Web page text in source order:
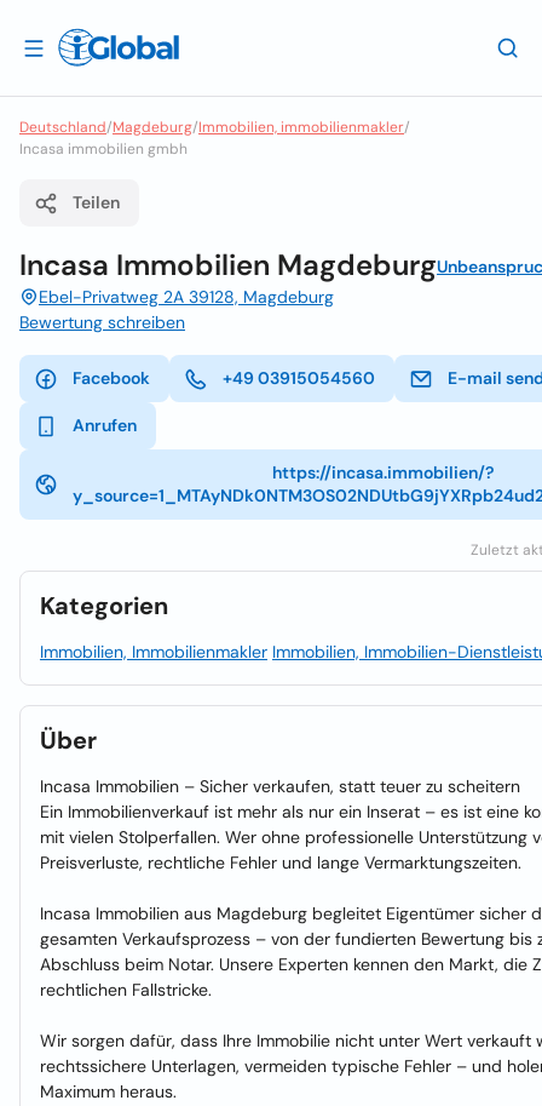
Deutschland/Magdeburg/Immobilien, immobilienmakler/
Incasa immobilien gmbh
Teilen
Incasa Immobilien Magdeburg
Ebel-Privatweg 2A 39128, Magdeburg
Bewertung schreiben
Facebook +49 03915054560 E-mail
Anrufen
https://incasa.immobilien/?
Zuletzt
Kategorien
Immobilien, Immobilienmakler Immobilien, Immobilien-
Über
Incasa Immobilien – Sicher verkaufen, statt teuer zu scheitern
Ein Immobilienverkauf ist mehr als nur ein Inserat – es ist eine
mit vielen Stolperfallen. Wer ohne professionelle Unterstützung
Preisverluste, rechtliche Fehler und lange Vermarktungszeiten.
Incasa Immobilien aus Magdeburg begleitet Eigentümer sicher
gesamten Verkaufsprozess – von der fundierten Bewertung bis
Abschluss beim Notar. Unsere Experten kennen den Markt, die
rechtlichen Fallstricke.
Wir sorgen dafür, dass Ihre Immobilie nicht unter Wert verkauft
rechtssichere Unterlagen, vermeiden typische Fehler – und
Maximum heraus.